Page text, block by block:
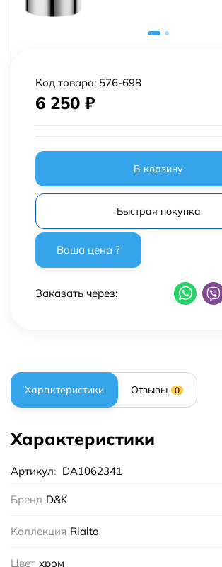
Код товара: 576-698
6 250 ₽
В корзину
Быстрая покупка
Заказать через:
Характеристики Отзывы 0
Характеристики
Артикул: DA1062341
Бренд D&K
Коллекция Rialto
Цвет хром